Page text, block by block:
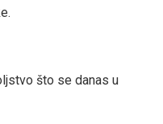
što se danas u